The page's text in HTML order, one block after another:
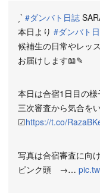
ˏˋ #ダンバト日誌
本日より #ダンバト
候補生の日常やレッ
お届けします📖✎
本日は合宿1日目の
三次審査から気合を
☑https://t.co/
写真は合宿審査に向
ピンク頭 →…